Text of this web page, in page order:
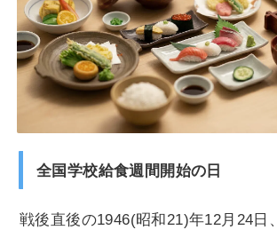
全国学校給食週間開始の日
戦後直後の1946(昭和21)年12月24日、